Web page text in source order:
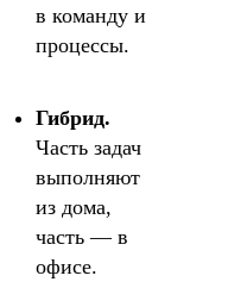
в команду и
процессы.
Гибрид.
Часть задач
выполняют
из дома,
часть — в
офисе.